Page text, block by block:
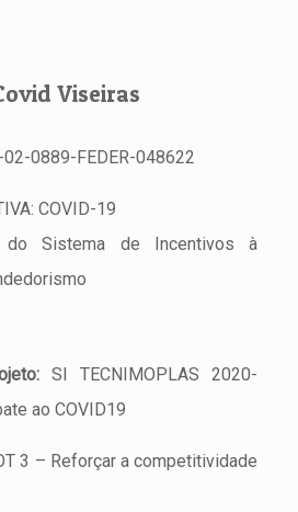
Viseiras
02-0889-FEDER-048622
COVID-19
Sistema de Incentivos à
SI TECNIMOPLAS 2020-
ao COVID19
3 – Reforçar a competitividade